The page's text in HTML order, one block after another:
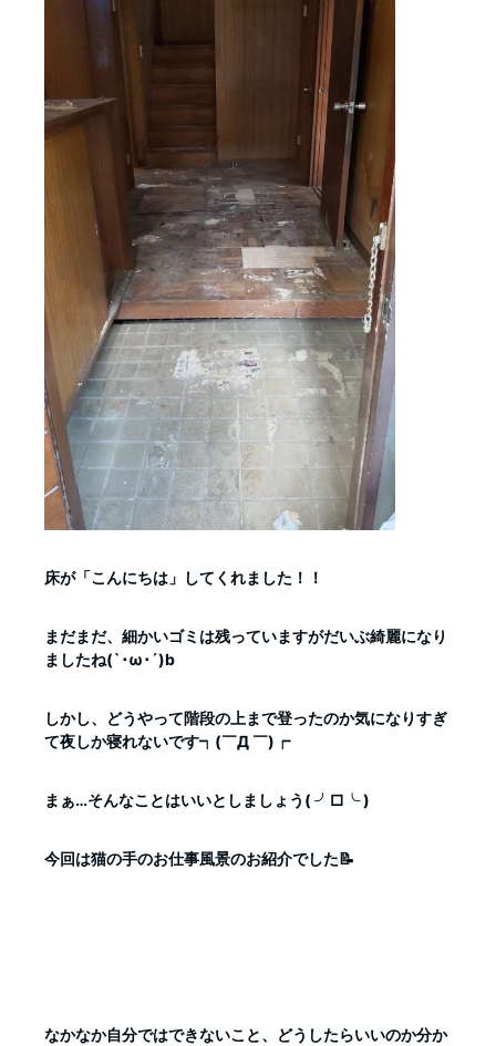
床が「こんにちは」してくれました！！
まだまだ、細かいゴミは残っていますがだいぶ綺麗になり
ましたね(`･ω･´)b
しかし、どうやって階段の上まで登ったのか気になりすぎ
て夜しか寝れないです┑(￣Д ￣)┍
まぁ…そんなことはいいとしましょう( ╯□╰ )
今回は猫の手のお仕事風景のお紹介でした📝
なかなか自分ではできないこと、どうしたらいいのか分か